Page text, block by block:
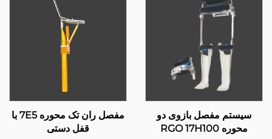
سیستم مفصل بازوی دو
محوره RGO 17H100
مفصل ران تک محوره 7E5 با
قفل دستی